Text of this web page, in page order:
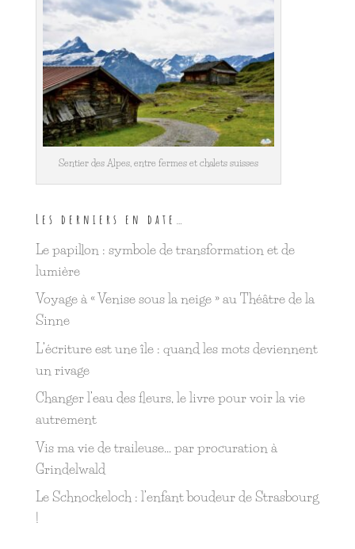
Sentier des Alpes, entre fermes et chalets suisses
Les derniers en date…
Le papillon : symbole de transformation et de
lumière
Voyage à « Venise sous la neige » au Théâtre de la
Sinne
L’écriture est une île : quand les mots deviennent
un rivage
Changer l’eau des fleurs, le livre pour voir la vie
autrement
Vis ma vie de traileuse… par procuration à
Grindelwald
Le Schnockeloch : l’enfant boudeur de Strasbourg
!